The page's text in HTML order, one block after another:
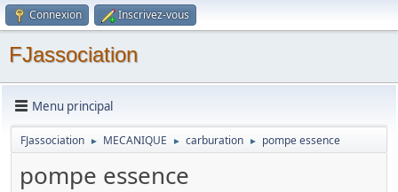
Connexion Inscrivez-vous
FJassociation
Menu principal
FJassociation ► MECANIQUE ► carburation ► pompe essence
pompe essence